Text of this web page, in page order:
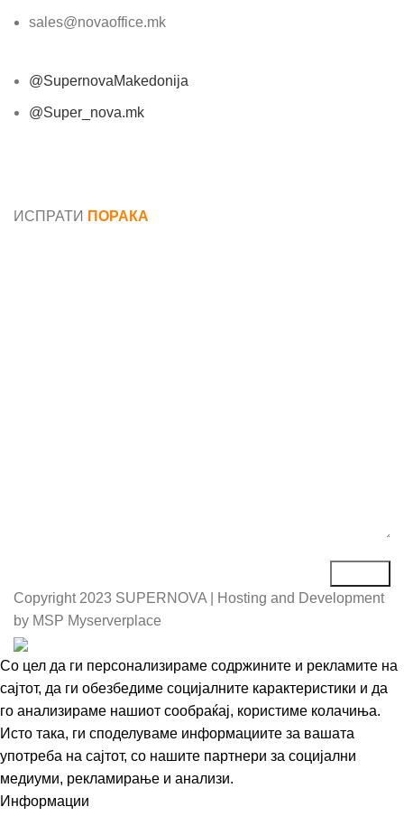
sales@novaoffice.mk
@SupernovaMakedonija
@Super_nova.mk
ИСПРАТИ ПОРАКА
Copyright 2023 SUPERNOVA | Hosting and Development
by MSP Myserverplace
Со цел да ги персонализираме содржините и рекламите на
сајтот, да ги обезбедиме социјалните карактеристики и да
го анализираме нашиот сообраќај, користиме колачиња.
Исто така, ги споделуваме информациите за вашата
употреба на сајтот, со нашите партнери за социјални
медиуми, рекламирање и анализи.
Информации